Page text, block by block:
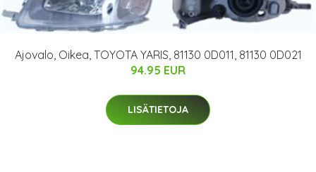
Ajovalo, Oikea, TOYOTA YARIS, 81130 0D011, 81130 0D021
94.95 EUR
LISÄTIETOJA